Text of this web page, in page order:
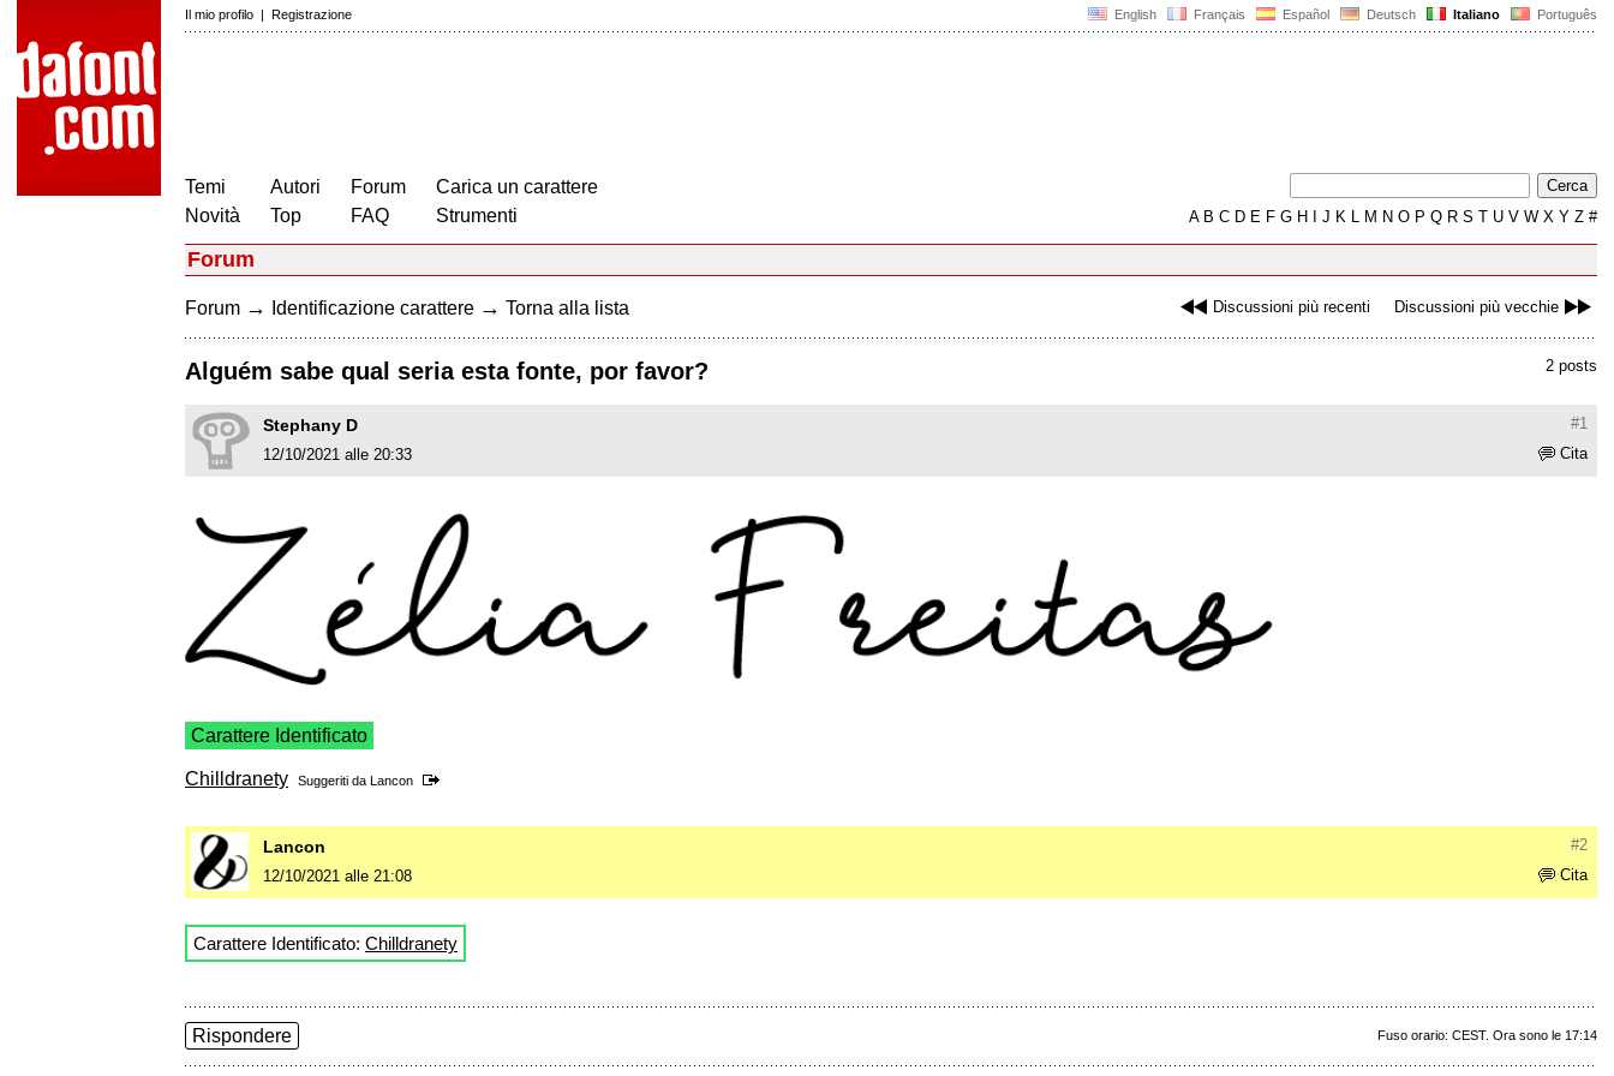
English Français Español Deutsch Italiano Português
Il mio profilo | Registrazione
Temi
Novità
Autori
Top
Forum
FAQ
Carica un carattere
Strumenti
AB C D E F G H J K L M N O P Q R S T U V W X Y Z #
Forum
Discussioni più recenti Discussioni più vecchie
Forum → Identificazione carattere → Torna alla lista
2 posts
Alguém sabe qual seria esta fonte, por favor?
#1
Stephany D
Cita
12/10/2021 alle 20:33
Carattere Identificato
Chilldranety Suggeriti da Lancon
#2
Lancon
Cita
12/10/2021 alle 21:08
Carattere Identificato: Chilldranety
Fuso orario: CEST. Ora sono le 17:14
Rispondere